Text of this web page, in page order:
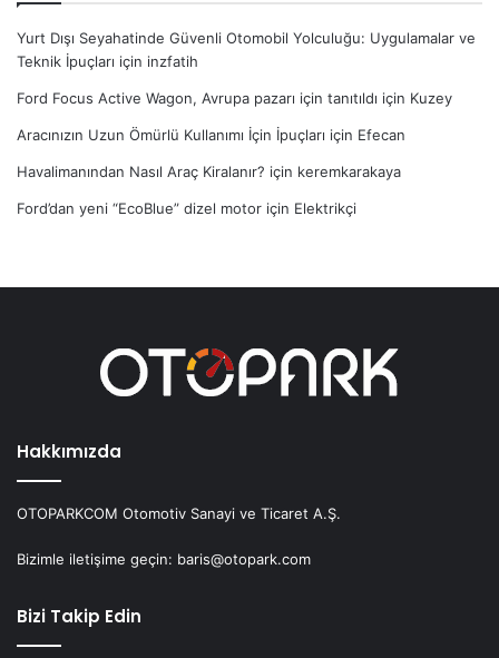
Yurt Dışı Seyahatinde Güvenli Otomobil Yolculuğu: Uygulamalar ve
Teknik İpuçları için inzfatih
Ford Focus Active Wagon, Avrupa pazarı için tanıtıldı için Kuzey
Aracınızın Uzun Ömürlü Kullanımı İçin İpuçları için Efecan
Havalimanından Nasıl Araç Kiralanır? için keremkarakaya
Ford’dan yeni “EcoBlue” dizel motor için Elektrikçi
Hakkımızda
OTOPARKCOM Otomotiv Sanayi ve Ticaret A.Ş.
Bizimle iletişime geçin: baris@otopark.com
Bizi Takip Edin